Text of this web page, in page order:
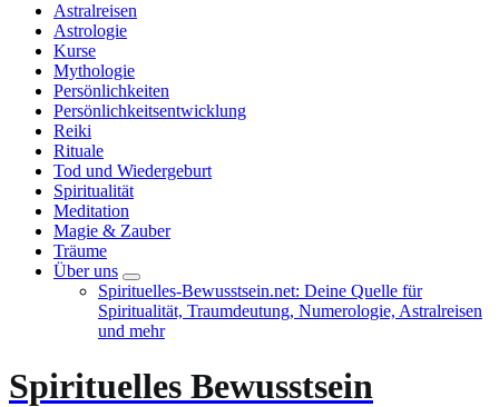
Astralreisen
Astrologie
Kurse
Mythologie
Persönlichkeiten
Persönlichkeitsentwicklung
Reiki
Rituale
Tod und Wiedergeburt
Spiritualität
Meditation
Magie & Zauber
Träume
Über uns
Spirituelles-Bewusstsein.net: Deine Quelle für
Spiritualität, Traumdeutung, Numerologie, Astralreisen
und mehr
Spirituelles Bewusstsein